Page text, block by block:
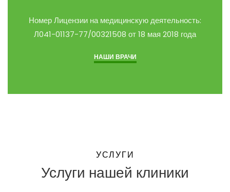
Номер Лицензии на медицинскую деятельность:
Л041-01137-77/00321508 от 18 мая 2018 года
НАШИ ВРАЧИ
УСЛУГИ
Услуги нашей клиники